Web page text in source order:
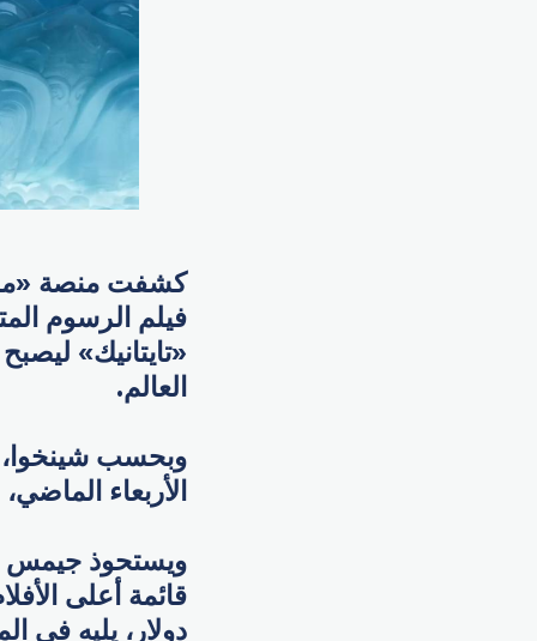
كشفت منصة
«تايتانيك»
العالم.
الأربعاء
دولار، يليه في